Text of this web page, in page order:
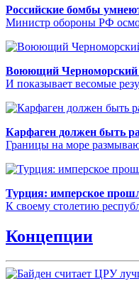
Российские бомбы
Министр обороны РФ
Воюющий Черноморский
И показывает весомые
Карфаген должен быть
Границы на море
Турция: имперское
К своему столетию
Концепции